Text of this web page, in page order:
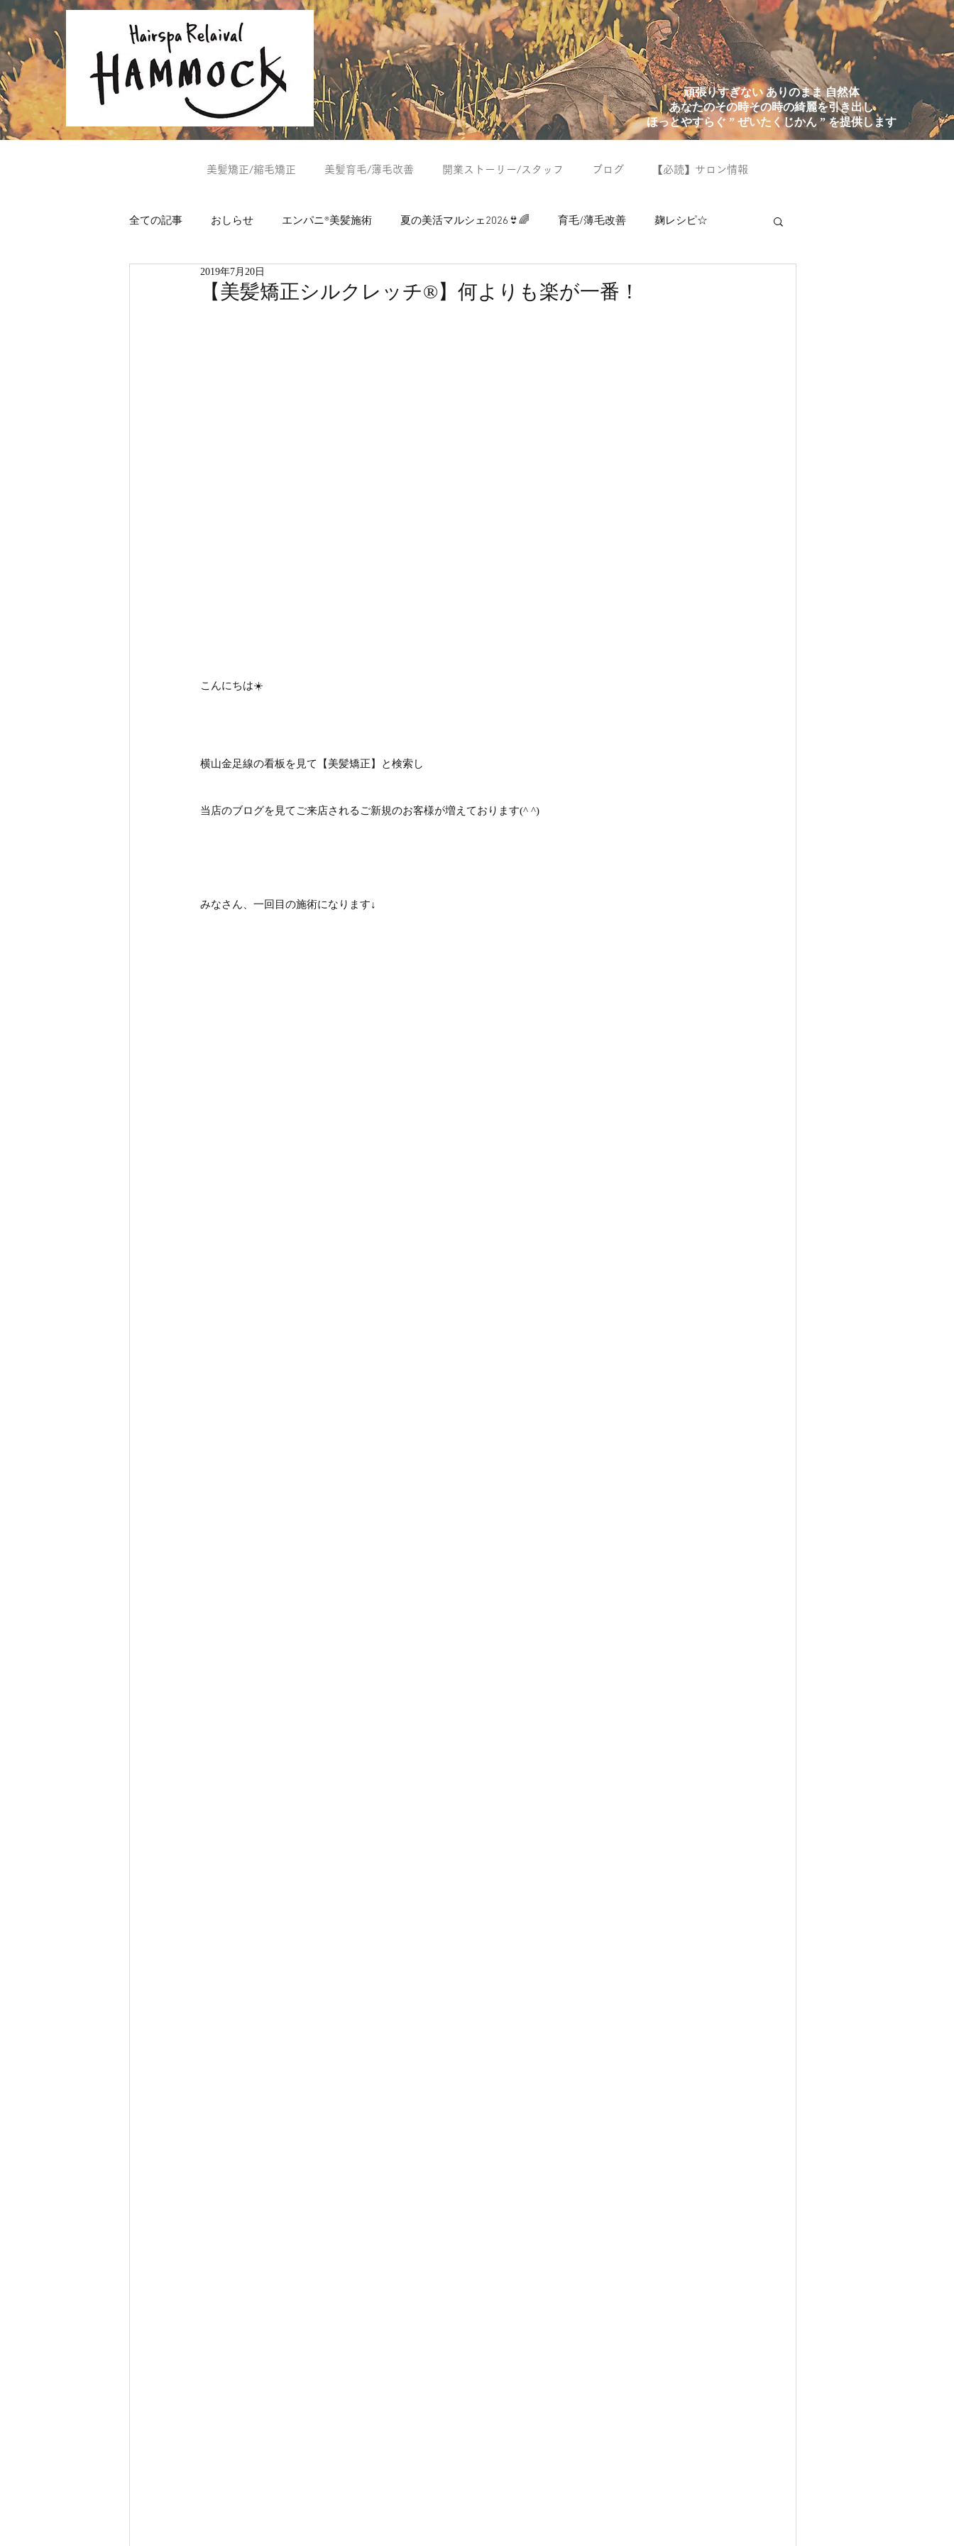
頑張りすぎない ありのまま 自然体
あなたのその時その時の綺麗を引き出し
ほっとやすらぐ ” ぜいたくじかん ” を提供します
美髪矯正/縮毛矯正 美髪育毛/薄毛改善 開業ストーリー/スタッフ ブログ 【必読】サロン情報
全ての記事 おしらせ エンパニ®美髪施術 夏の美活マルシェ2026👙🌈 育毛/薄毛改善 麹レシピ☆
ヘッドスパ 美肌通信
【美髪矯正シルクレッチ®︎】何よりも楽が一番！
2019年7月20日
こんにちは☀️
横山金足線の看板を見て【美髪矯正】と検索し
当店のブログを見てご来店されるご新規のお客様が増えております(^ ^)
みなさん、一回目の施術になります↓